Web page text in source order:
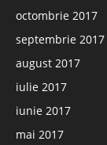
octombrie 2017
septembrie 2017
august 2017
iulie 2017
iunie 2017
mai 2017